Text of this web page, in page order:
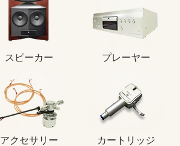
スピーカー プレーヤー
アクセサリー カートリッジ